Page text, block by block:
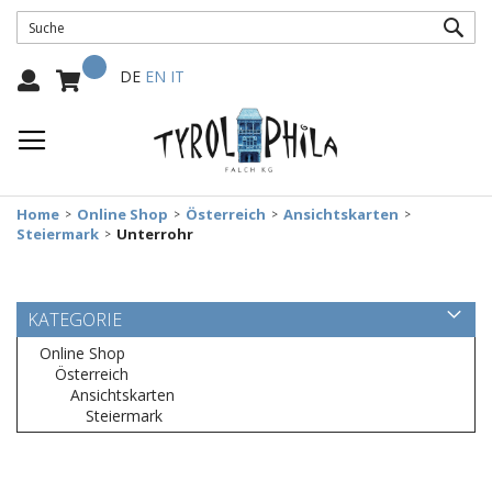
Mein Warenkorb
Select
DE EN IT
Home Online Shop Österreich
Ansichtskarten
Steiermark
Unterrohr
KATEGORIE
Online Shop
Österreich
Ansichtskarten
Steiermark